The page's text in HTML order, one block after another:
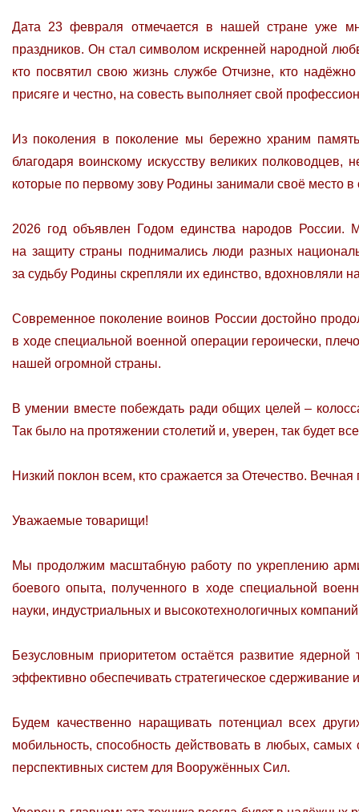
Дата 23 февраля отмечается в нашей стране уже
праздников. Он стал символом искренней народной
кто посвятил свою жизнь службе Отчизне, кто
присяге и честно, на совесть выполняет свой
Из поколения в поколение мы бережно храним
благодаря воинскому искусству великих
которые по первому зову Родины занимали своё место
2026 год объявлен Годом единства народов России.
на защиту страны поднимались люди разных
за судьбу Родины скрепляли их единство, вдохновляли
Современное поколение воинов России достойно
в ходе специальной военной операции героически,
нашей огромной страны.
В умении вместе побеждать ради общих целей –
Так было на протяжении столетий и, уверен, так будет
Низкий поклон всем, кто сражается за Отечество.
Уважаемые товарищи!
Мы продолжим масштабную работу по укреплению
боевого опыта, полученного в ходе специальной
науки, индустриальных и высокотехнологичных
Безусловным приоритетом остаётся развитие
эффективно обеспечивать стратегическое сдерживание
Будем качественно наращивать потенциал всех
мобильность, способность действовать в любых,
перспективных систем для Вооружённых Сил.